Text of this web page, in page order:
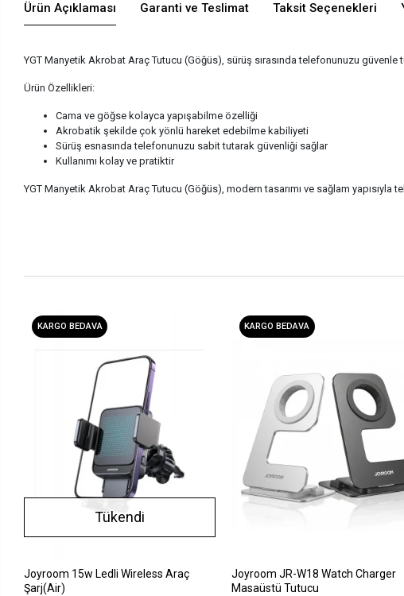
Ürün Açıklaması Garanti ve Teslimat Taksit Seçenekleri
YGT Manyetik Akrobat Araç Tutucu (Göğüs), sürüş sırasında telefonunuzu
Ürün Özellikleri:
Cama ve göğse kolayca yapışabilme özelliği
Akrobatik şekilde çok yönlü hareket edebilme kabiliyeti
Sürüş esnasında telefonunuzu sabit tutarak güvenliği sağlar
Kullanımı kolay ve pratiktir
YGT Manyetik Akrobat Araç Tutucu (Göğüs), modern tasarımı ve sağlam
KARGO BEDAVA
Tükendi
Joyroom 15w Ledli Wireless Araç
Şarj(Air)
KARGO BEDAVA
Joyroom JR-W18 Watch Charger
Masaüstü Tutucu